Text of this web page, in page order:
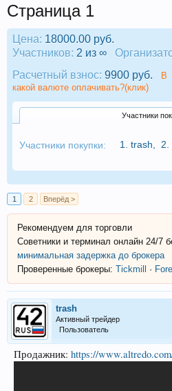
Страница 1
Цена: 18000.00 руб.
Участников: 2 из ∞
Расчетный взнос: 9900 руб.
В
какой валюте оплачивать?(клик)
Участники
Участники покупки: 1. trash 2.
1 2 Вперёд >
Рекомендуем для торговли
Советники и терминал онлайн 24/7
минимальная задержка до брокера
Проверенные брокеры: Tickmill ·
trash
Активный трейдер
Пользователь
Продажник: https://